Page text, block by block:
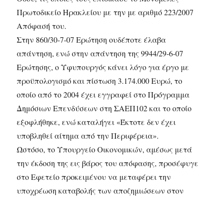
Πρωτοδικείο Ηρακλείου με την με αριθμό 223/2007
Απόφασή του.
Στην 860/30-7-07 Ερώτηση ουδέποτε έλαβα
απάντηση, ενώ στην απάντηση της 9944/29-6-07
Ερώτησης, ο Υφυπουργός κάνει λόγο για έργο με
προϋπολογισμό και πίστωση 3.174.000 Ευρώ, το
οποίο από το 2004 έχει εγγραφεί στο Πρόγραμμα
Δημόσιων Επενδύσεων στη ΣΑΕΠ102 και το οποίο
εξοφλήθηκε, ενώ καταλήγει «Έκτοτε δεν έχει
υποβληθεί αίτημα από την Περιφέρεια».
Ωστόσο, το Υπουργείο Οικονομικών, αμέσως μετά
την έκδοση της εις βάρος του απόφασης, προσέφυγε
στο Εφετείο προκειμένου να μεταφέρει την
υποχρέωση καταβολής των αποζημιώσεων στον